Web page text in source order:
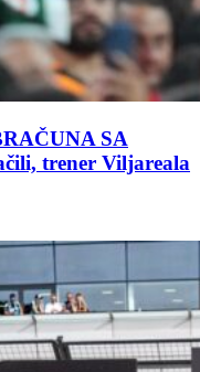
SA
trener Viljareala